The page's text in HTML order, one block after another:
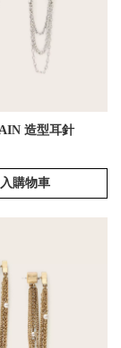
造型耳針
購物車